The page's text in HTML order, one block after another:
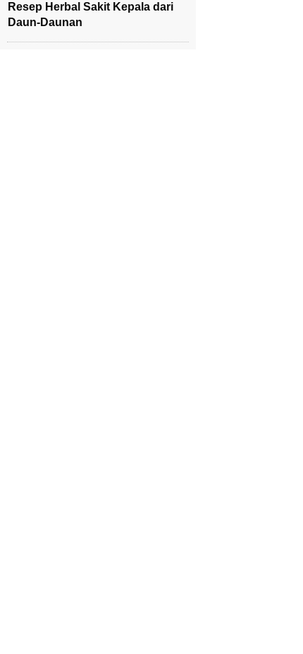
Resep Herbal Sakit Kepala dari
Daun-Daunan